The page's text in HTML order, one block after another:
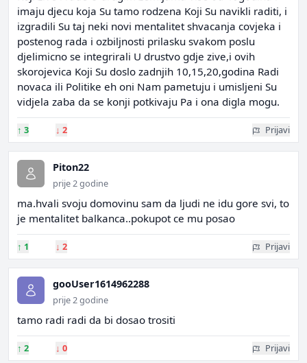
imaju djecu koja Su tamo rodzena Koji Su navikli raditi, i
izgradili Su taj neki novi mentalitet shvacanja covjeka i
postenog rada i ozbiljnosti prilasku svakom poslu
djelimicno se integrirali U drustvo gdje zive,i ovih
skorojevica Koji Su doslo zadnjih 10,15,20,godina Radi
novaca ili Politike eh oni Nam pametuju i umisljeni Su
vidjela zaba da se konji potkivaju Pa i ona digla mogu.
↑ 3 ↓ 2 Prijavi
Piton22
prije 2 godine
ma.hvali svoju domovinu sam da ljudi ne idu gore svi, to
je mentalitet balkanca..pokupot ce mu posao
↑ 1 ↓ 2 Prijavi
gooUser1614962288
prije 2 godine
tamo radi radi da bi dosao trositi
↑ 2 ↓ 0 Prijavi